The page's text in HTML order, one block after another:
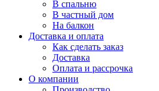
В спальню
В частный дом
На балкон
Доставка и оплата
Как сделать заказ
Доставка
Оплата и рассрочка
О компании